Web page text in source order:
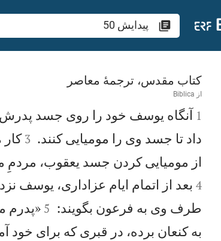
پيدايش 50
کتاب مقدس، ترجمۀ معاصر
از Biblica
1 آنگاه يوسف خود را روی جسد پدرش
داد تا جسد وی را موميايی كنند.

3
از موميايی كردن جسد يعقوب، مردمِ
4 بعد از اتمام ايام عزاداری، يوسف
طرف وی به فرعون بگويند: 

5 «پدرم
به كنعان برده، در قبری كه برای